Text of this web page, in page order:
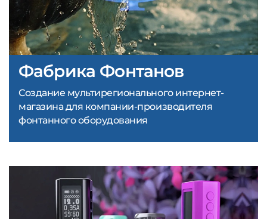
Фабрика Фонтанов
Создание мультирегионального интернет-
магазина для компании-производителя
фонтанного оборудования